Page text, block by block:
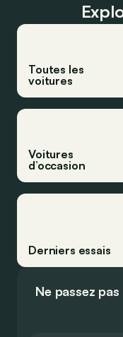
Toutes les
voitures
Voitures
d’occasion
Derniers essais
Ne passez